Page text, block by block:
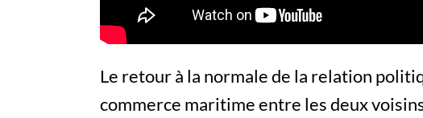
Le retour à la normale de la relation
commerce maritime entre les deux